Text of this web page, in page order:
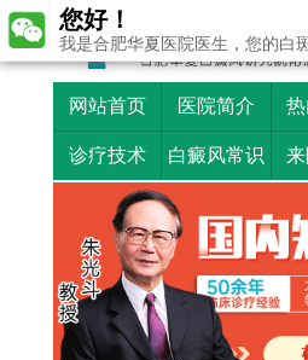
网站首页 医院简介
诊疗技术 白癜风常识
您好！
我是合肥华夏医院医生，您的白